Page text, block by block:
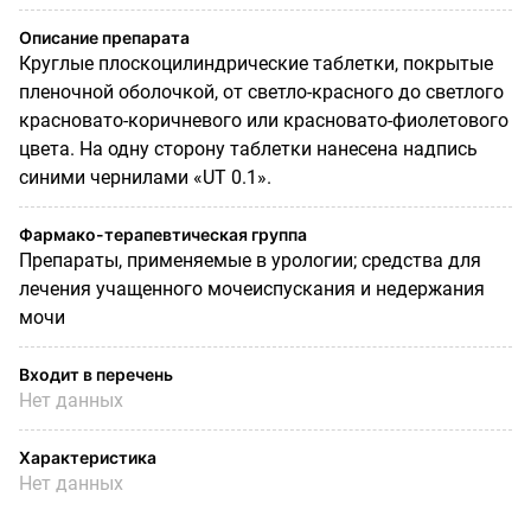
Описание препарата
Круглые плоскоцилиндрические таблетки, покрытые
пленочной оболочкой, от светло-красного до светлого
красновато-коричневого или красновато-фиолетового
цвета. На одну сторону таблетки нанесена надпись
синими чернилами «UT 0.1».
Фармако-терапевтическая группа
Препараты, применяемые в урологии; средства для
лечения учащенного мочеиспускания и недержания
мочи
Входит в перечень
Нет данных
Характеристика
Нет данных